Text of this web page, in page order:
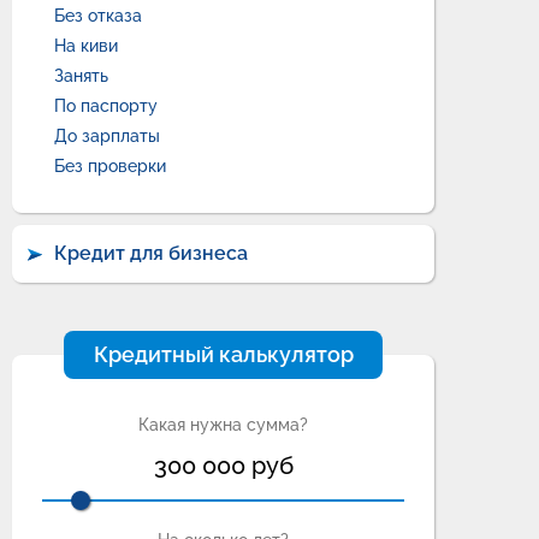
Без отказа
На киви
Занять
По паспорту
До зарплаты
Без проверки
Кредит для бизнеса
Кредитный калькулятор
Какая нужна сумма?
300 000руб